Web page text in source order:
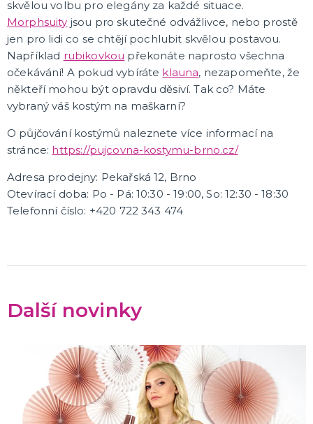
skvělou volbu pro elegány za každé situace.
Morphsuity jsou pro skutečné odvážlivce, nebo prostě
jen pro lidi co se chtějí pochlubit skvělou postavou.
Například rubikovkou překonáte naprosto všechna
očekávání! A pokud vybíráte klauna, nezapomeňte, že
někteří mohou být opravdu děsiví. Tak co? Máte
vybraný váš kostým na maškarní?
O půjčování kostýmů naleznete více informací na
stránce: https://pujcovna-kostymu-brno.cz/
Adresa prodejny: Pekařská 12, Brno
Otevírací doba: Po - Pá: 10:30 - 19:00, So: 12:30 - 18:30
Telefonní číslo: +420 722 343 474
Další novinky